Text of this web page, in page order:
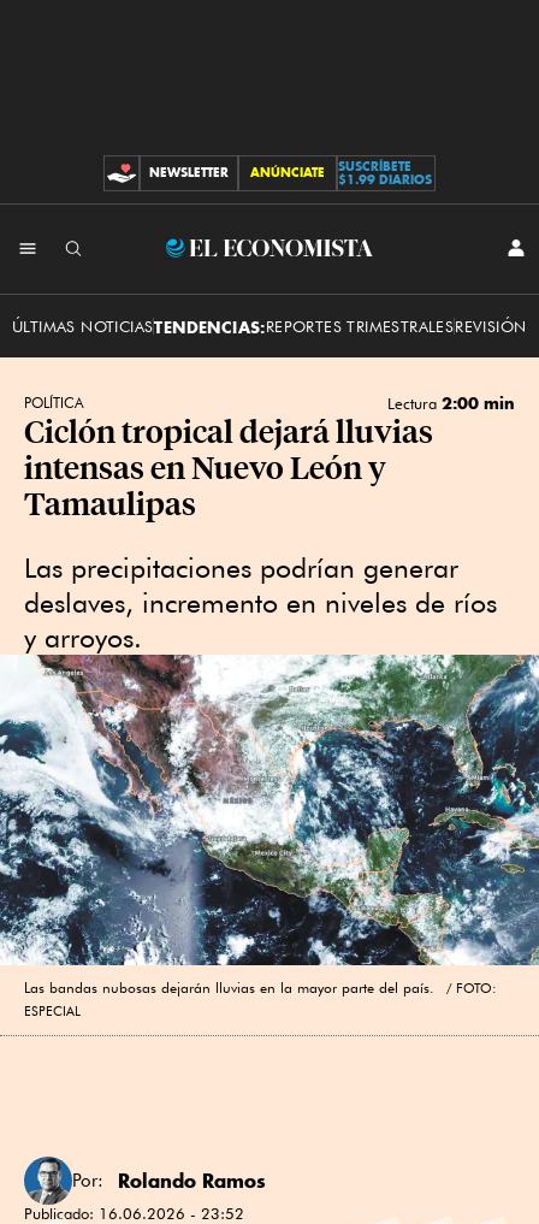
CONTRIBUCIONES
NEWSLETTER ANÚNCIATE
SUSCRÍBETE
$1.99 DIARIOS
El
ÚLTIMAS NOTICIASTENDENCIAS:REPORTES TRIMESTRALESREVISIÓN
POLÍTICA Lectura 2:00 min
Ciclón tropical dejará lluvias
intensas en Nuevo León y
Tamaulipas
Las precipitaciones podrían generar
deslaves, incremento en niveles de ríos
y arroyos.
Las bandas nubosas dejarán lluvias en la mayor parte del país.
FOTO:
ESPECIAL
Por: Rolando Ramos
Publicado: 16.06.2026 - 23:52